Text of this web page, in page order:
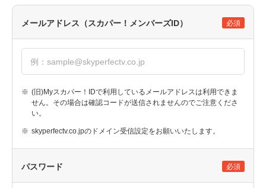
メールアドレス（スカパー！メンバーズID） 必須
※ (旧)Myスカパー！IDで利用しているメールアドレスは利用できま
せん。その場合は確認コードが送信されませんのでご注意くださ
い。
※ skyperfectv.co.jpのドメイン受信設定をお願いいたします。
パスワード 必須